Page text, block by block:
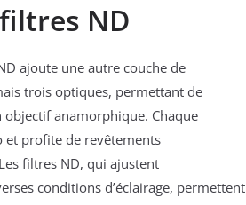
ND
ajoute une autre couche de
trois optiques, permettant de
anamorphique. Chaque
et profite de revêtements
filtres ND, qui ajustent
conditions d’éclairage, permettent